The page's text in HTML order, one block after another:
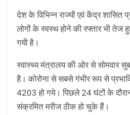
देश के विभिन्न राज्यों एवं केंद्र
लोगों के स्वस्थ होने की रफ्तार भी
गयी है।
स्वास्थ्य मंत्रालय की ओर से सोमवार
है। कोरोना से सबसे गंभीर रूप से
4203 हो गये। पिछले 24 घंटों के
संक्रमित मरीज ठीक हो चुके हैं।